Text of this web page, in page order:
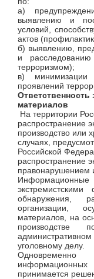
а)
выявлению и
условий,
актов
б) выявлению,
и
терроризмом);
в) минимизации
проявлений
Ответственность
материалов
На территории
распространение
производство или
случаях,
Российской
распространение
правонарушением
обнаружения,
организации,
материалов, на
производстве
уголовному делу.
информационных
принимается